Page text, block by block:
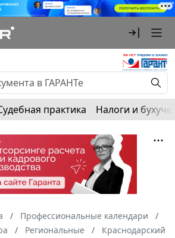
практика Налоги и
Профессиональные календари
Региональные
Краснодарский